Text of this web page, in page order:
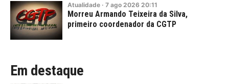
Atualidade · 7 ago 2026 20:11
Morreu Armando Teixeira da Silva,
primeiro coordenador da CGTP
Em destaque